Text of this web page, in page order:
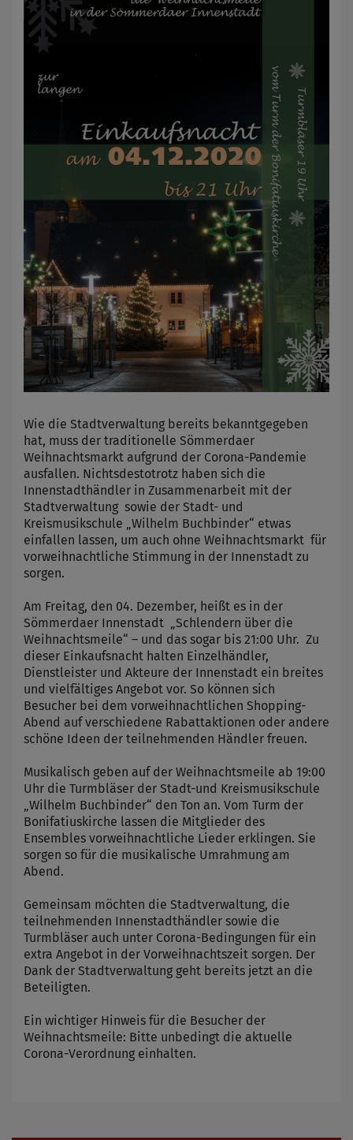
Wie die Stadtverwaltung bereits bekanntgegeben
hat, muss der traditionelle Sömmerdaer
Weihnachtsmarkt aufgrund der Corona-Pandemie
ausfallen. Nichtsdestotrotz haben sich die
Innenstadthändler in Zusammenarbeit mit der
Stadtverwaltung sowie der Stadt- und
Kreismusikschule „Wilhelm Buchbinder“ etwas
einfallen lassen, um auch ohne Weihnachtsmarkt für
vorweihnachtliche Stimmung in der Innenstadt zu
sorgen.
Am Freitag, den 04. Dezember, heißt es in der
Sömmerdaer Innenstadt „Schlendern über die
Weihnachtsmeile“ – und das sogar bis 21:00 Uhr. Zu
dieser Einkaufsnacht halten Einzelhändler,
Dienstleister und Akteure der Innenstadt ein breites
und vielfältiges Angebot vor. So können sich
Besucher bei dem vorweihnachtlichen Shopping-
Abend auf verschiedene Rabattaktionen oder andere
schöne Ideen der teilnehmenden Händler freuen.
Musikalisch geben auf der Weihnachtsmeile ab 19:00
Uhr die Turmbläser der Stadt-und Kreismusikschule
„Wilhelm Buchbinder“ den Ton an. Vom Turm der
Bonifatiuskirche lassen die Mitglieder des
Ensembles vorweihnachtliche Lieder erklingen. Sie
sorgen so für die musikalische Umrahmung am
Abend.
Gemeinsam möchten die Stadtverwaltung, die
teilnehmenden Innenstadthändler sowie die
Turmbläser auch unter Corona-Bedingungen für ein
extra Angebot in der Vorweihnachtszeit sorgen. Der
Dank der Stadtverwaltung geht bereits jetzt an die
Beteiligten.
Ein wichtiger Hinweis für die Besucher der
Weihnachtsmeile: Bitte unbedingt die aktuelle
Corona-Verordnung einhalten.